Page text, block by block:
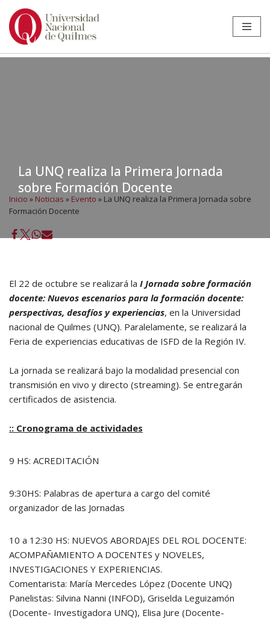
Ir
La UNQ realiza la Primera Jornada
sobre Formación Docente
Inicio » Noticias » Evento » La UNQ realiza la Primera Jornada sobre
Formación Docente
El 22 de octubre se realizará la I Jornada sobre formación
docente: Nuevos escenarios para la formación docente:
perspectivas, desafíos y experiencias, en la Universidad
nacional de Quilmes (UNQ). Paralelamente, se realizará la
Feria de experiencias educativas de ISFD de la Región IV.
La jornada se realizará bajo la modalidad presencial con
transmisión en vivo y directo (streaming). Se entregarán
certificados de asistencia.
:: Cronograma de actividades
9 HS: ACREDITACIÓN
9:30HS: Palabras de apertura a cargo del comité
organizador de las Jornadas
10 a 12:30 HS: NUEVOS ABORDAJES DEL ROL DOCENTE:
ACOMPAÑAMIENTO A DOCENTES y NOVELES,
INVESTIGACIONES Y EXPERIENCIAS.
Comentarista: María Mercedes López (Docente UNQ)
Panelistas: Silvina Nanni (INFOD), Griselda Leguizamón
(Docente- Investigadora UNQ), Elisa Jure (Docente-